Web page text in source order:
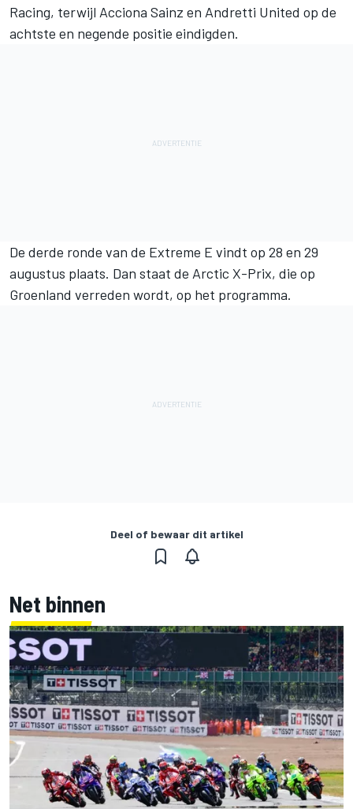
Racing, terwijl Acciona Sainz en Andretti United op de
achtste en negende positie eindigden.
De derde ronde van de Extreme E vindt op 28 en 29
augustus plaats. Dan staat de Arctic X-Prix, die op
Groenland verreden wordt, op het programma.
Deel of bewaar dit artikel
Net binnen